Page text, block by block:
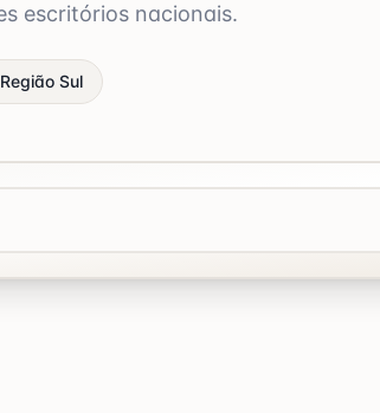
escritórios nacionais.
Região Sul